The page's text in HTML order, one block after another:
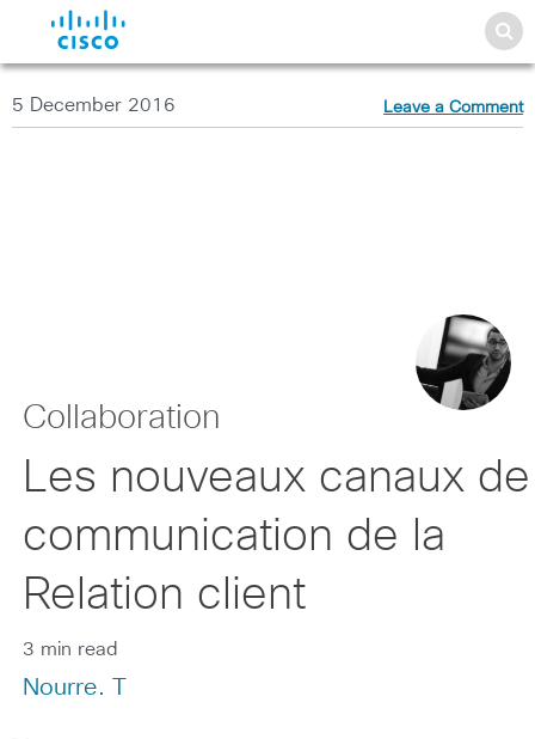
5 December 2016 Leave a Comment
Collaboration
Les nouveaux canaux de
communication de la
Relation client
3 min read
Nourre. T